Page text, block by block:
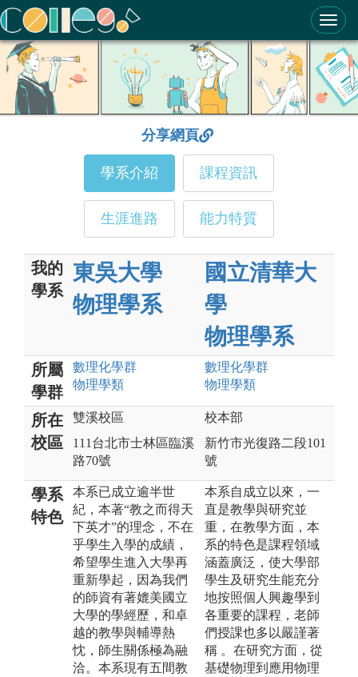
ColleGo! 大學選才與高中育才輔助系統
分享網頁
學系介紹 課程資訊
生涯進路 能力特質
我的
學系
東吳大學
物理學系
國立清華大
學
物理學系
所屬
學群
數理化學群
物理學類
數理化學群
物理學類
所在
校區
雙溪校區
111台北市士林區臨溪
路70號
校本部
新竹市光復路二段101
號
學系
特色
本系已成立逾半世
紀，本著“教之而得天
下英才”的理念，不在
乎學生入學的成績，
希望學生進入大學再
重新學起，因為我們
的師資有著媲美國立
大學的學經歷，和卓
越的教學與輔導熱
忱，師生關係極為融
洽。本系現有五間教
本系自成立以來，一
直是教學與研究並
重，在教學方面，本
系的特色是課程領域
涵蓋廣泛，使大學部
學生及研究生能充分
地按照個人興趣學到
各重要的課程，老師
們授課也多以嚴謹著
稱 。在研究方面，從
基礎物理到應用物理